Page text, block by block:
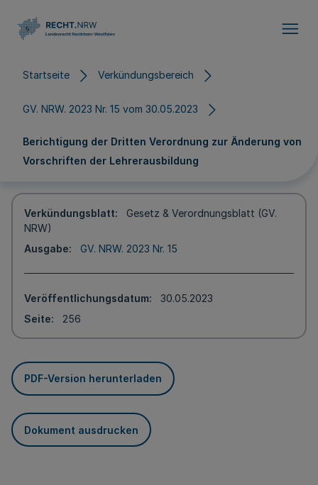
Startseite Verkündungsbereich
GV. NRW. 2023 Nr. 15 vom 30.05.2023
Berichtigung der Dritten Verordnung zur Änderung von
Vorschriften der Lehrerausbildung
Verkündungsblatt
Gesetz & Verordnungsblatt (GV.
NRW)
Ausgabe
GV. NRW. 2023 Nr. 15
Veröffentlichungsdatum
30.05.2023
Seite
256
PDF-Version herunterladen
Dokument ausdrucken